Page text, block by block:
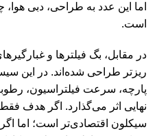
اما این عدد به طراحی، دبی
است.
در مقابل، بگ فیلترها و
ریزتر طراحی شده‌اند. در این
پارچه، سرعت فیلتراسیون،
نهایی اثر می‌گذارد. اگر هدف
سیکلون اقتصادی‌تر است؛ اما